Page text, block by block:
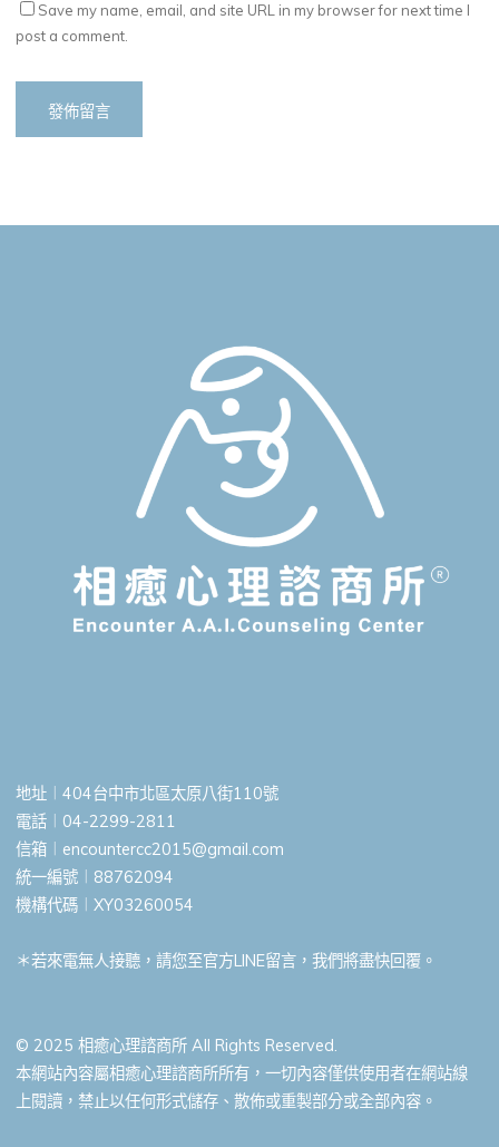
Save my name, email, and site URL in my browser for next time I
post a comment.
地址︱404台中市北區太原八街110號
電話︱04-2299-2811
信箱︱ encountercc2015@gmail.com
統一編號︱88762094
機構代碼︱XY03260054
＊若來電無人接聽，請您至官方LINE留言，我們將盡快回覆。
© 2025 相癒心理諮商所 All Rights Reserved.
本網站內容屬相癒心理諮商所所有，一切內容僅供使用者在網站線
上閱讀，禁止以任何形式儲存、散佈或重製部分或全部內容。